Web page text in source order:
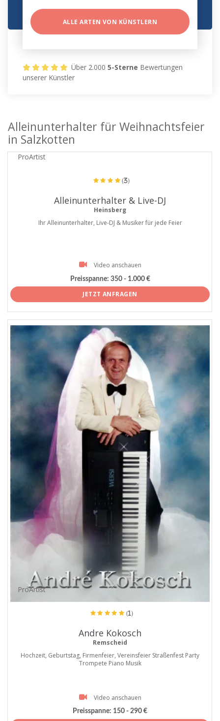
ALLE ARTEN VON KÜNSTLERN
Über 2.0005-Sterne Bewertungen
unserer Künstler
Alleinunterhalter für Weihnachtsfeier
in Salzkotten
ProArtist
(3)
Alleinunterhalter & Live-DJ
Heinsberg
Ihr Alleinunterhalter, Live-DJ & Musiker für jede Feier
Video anschauen
Preisspanne: 350 - 1.000 €
JETZT ANFRAGEN
ProArtist
(1)
Andre Kokosch
Remscheid
Hochzeit, Geburtstag, Firmenfeier, Vereinsfeier Straßenfest Party
Trompete Piano Musik
Video anschauen
Preisspanne: 150 - 290 €